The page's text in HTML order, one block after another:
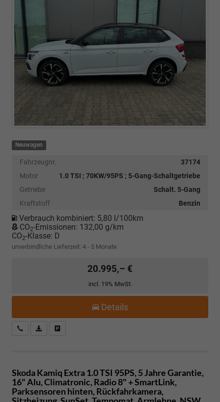
Neuwagen
Fahrzeugnr.
37174
Motor
1.0 TSI ; 70KW/95PS ; 5-Gang-Schaltgetriebe
Getriebe
Schalt. 5-Gang
Kraftstoff
Benzin
Verbrauch kombiniert: 5,80 l/100km
CO2-Emissionen: 132,00 g/km
CO2-Klasse: D
unverbindliche Lieferzeit: 4 - 5 Monate
20.995,– €
incl. 19% MwSt.
Details
Kostenloser Rückruf-Service
PDF-Datei, Fahrzeugexposé drucken
Skoda Kamiq Extra 1.0 TSI 95PS, 5 Jahre Garantie,
16" Alu, Climatronic, Radio 8" + SmartLink,
Parksensoren hinten, Rückfahrkamera,